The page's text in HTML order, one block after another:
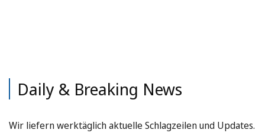
Daily & Breaking News
Wir liefern werktäglich aktuelle Schlagzeilen und Updates.